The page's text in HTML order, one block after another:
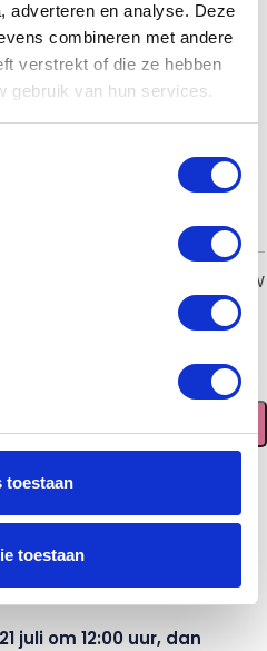
adverteren en analyse. Deze
combineren met andere
verstrekt of die ze hebben
gebruik van hun services.
toestaan
toestaan
Brons/koper type JV(€21,00)
incl. BTW
vakman
doorgaans volgende
juli om 12:00 uur, dan